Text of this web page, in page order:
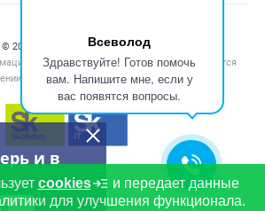
Всеволод
Здравствуйте! Готов помочь
вам. Напишите мне, если у
вас появятся вопросы.
и в
© 2008‑2026 ООО “М16.Тех”.
размещенной на данном сайте, допускается
активной гиперссылки на сайтfoodretail.ru
cookies
и передает данные
для улучшения функционала.